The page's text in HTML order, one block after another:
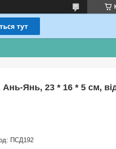
Янь, 23 * 16 * 5 см,
ПСД192